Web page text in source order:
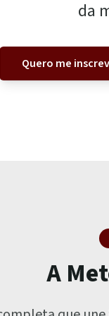
da
Quero me
A